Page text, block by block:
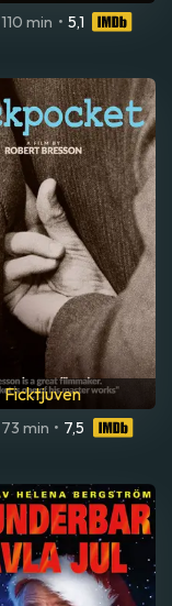
110 min • 5,1
Ficktjuven
73 min • 7,5